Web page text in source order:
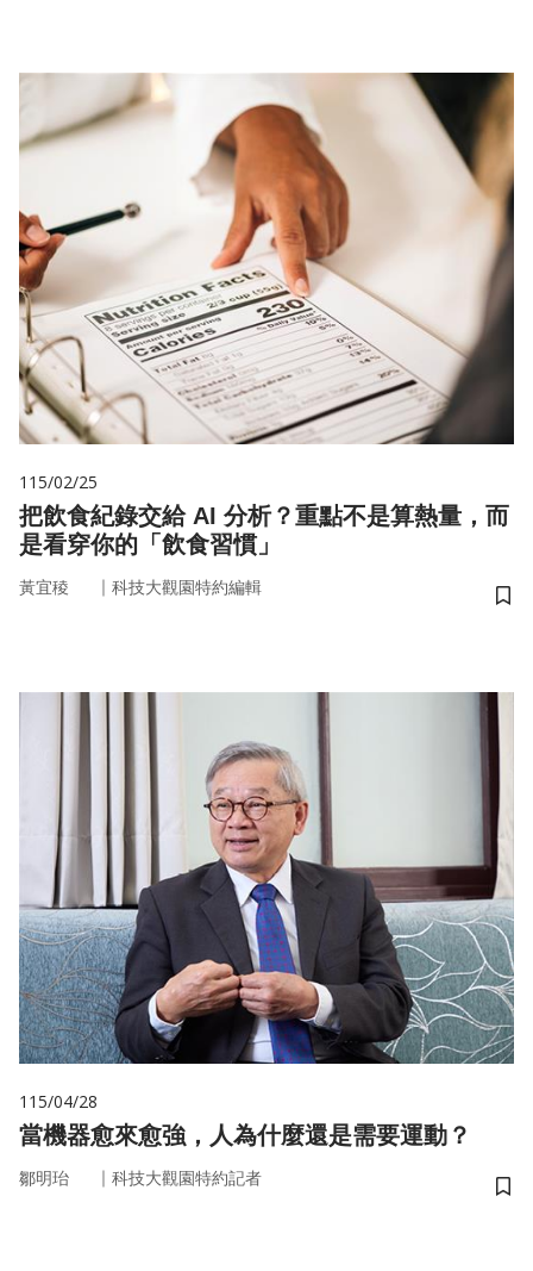
115/02/25
把飲食紀錄交給 AI 分析？重點不是算熱量，而
是看穿你的「飲食習慣」
黃宜稜 ｜ 科技大觀園特約編輯
儲
115/04/28
當機器愈來愈強，人為什麼還是需要運動？
鄒明珆 ｜ 科技大觀園特約記者
儲